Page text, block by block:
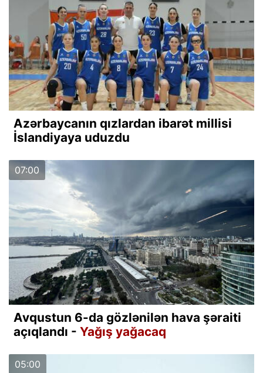
Azərbaycanın qızlardan ibarət millisi
İslandiyaya uduzdu
07:00
Avqustun 6-da gözlənilən hava şəraiti
açıqlandı - Yağış yağacaq
05:00